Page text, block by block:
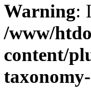
Warning:
/www/
content/